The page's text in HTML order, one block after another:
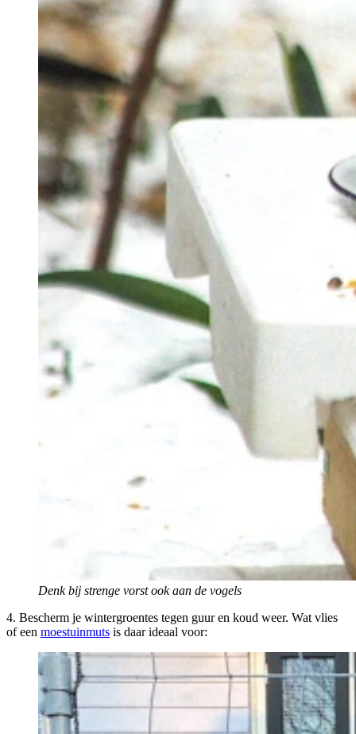
Denk bij strenge vorst ook aan de vogels
4. Bescherm je wintergroentes tegen guur en koud weer. Wat vlies
of een moestuinmuts is daar ideaal voor: